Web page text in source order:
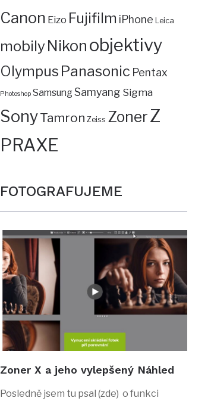
Canon Eizo Fujifilm iPhone Leica
mobilyNikon objektivy
Olympus Panasonic Pentax
Photoshop SamsungSamyang Sigma
SonyTamron Zeiss ZonerZ
PRAXE
FOTOGRAFUJEME
Zoner X a jeho vylepšený Náhled
Posledně jsem tu psal (zde) o funkci